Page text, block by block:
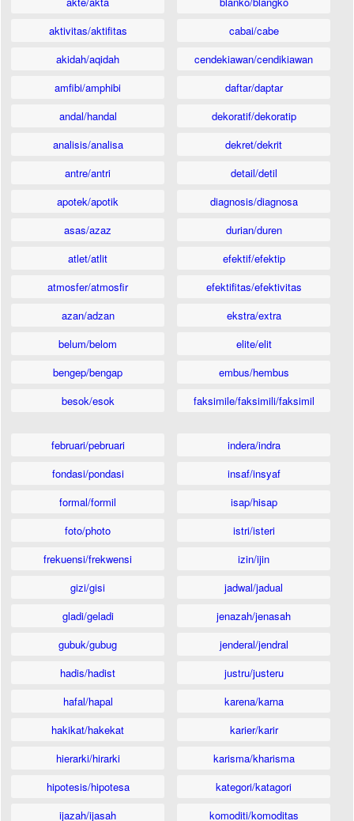
aktivitas/aktifitas
akidah/aqidah
amfibi/amphibi
andal/handal
analisis/analisa
antre/antri
apotek/apotik
asas/azaz
atlet/atlit
atmosfer/atmosfir
azan/adzan
belum/belom
bengep/bengap
besok/esok
cabai/cabe
cendekiawan/cendikiawan
daftar/daptar
dekoratif/dekoratip
dekret/dekrit
detail/detil
diagnosis/diagnosa
durian/duren
efektif/efektip
efektifitas/efektivitas
ekstra/extra
elite/elit
embus/hembus
faksimile/faksimili/faksimil
februari/pebruari
fondasi/pondasi
formal/formil
foto/photo
frekuensi/frekwensi
gizi/gisi
gladi/geladi
gubuk/gubug
hadis/hadist
hafal/hapal
hakikat/hakekat
hierarki/hirarki
hipotesis/hipotesa
ijazah/ijasah
indera/indra
insaf/insyaf
isap/hisap
istri/isteri
izin/ijin
jadwal/jadual
jenazah/jenasah
jenderal/jendral
justru/justeru
karena/karna
karier/karir
karisma/kharisma
kategori/katagori
komoditi/komoditas